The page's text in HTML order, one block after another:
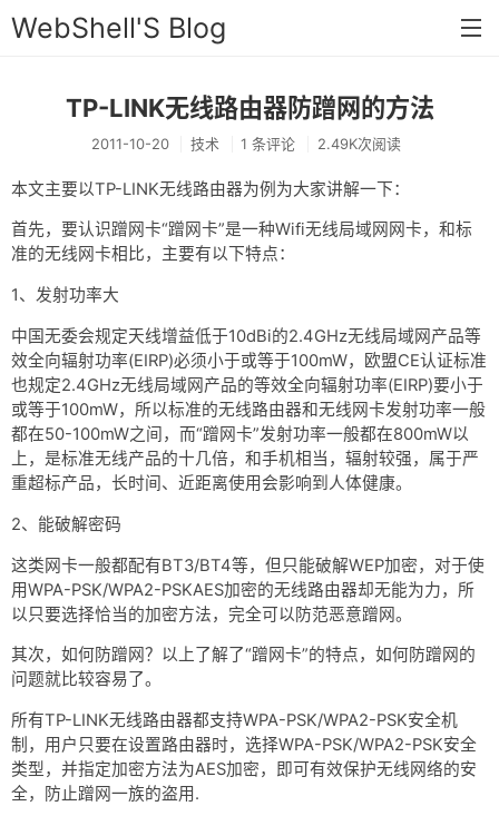
WebShell'S Blog
首页
分类
安全
新闻
工具
存档
链接
留言
TP-LINK无线路由器防蹭网的方法
2011-10-20 技术 1 条评论 2.49K次阅读
本文主要以TP-LINK无线路由器为例为大家讲解一下：
首先，要认识蹭网卡“蹭网卡”是一种Wifi无线局域网网卡，和标
准的无线网卡相比，主要有以下特点：
1、发射功率大
中国无委会规定天线增益低于10dBi的2.4GHz无线局域网产品等
效全向辐射功率(EIRP)必须小于或等于100mW，欧盟CE认证标准
也规定2.4GHz无线局域网产品的等效全向辐射功率(EIRP)要小于
或等于100mW，所以标准的无线路由器和无线网卡发射功率一般
都在50-100mW之间，而“蹭网卡”发射功率一般都在800mW以
上，是标准无线产品的十几倍，和手机相当，辐射较强，属于严
重超标产品，长时间、近距离使用会影响到人体健康。
2、能破解密码
这类网卡一般都配有BT3/BT4等，但只能破解WEP加密，对于使
用WPA-PSK/WPA2-PSKAES加密的无线路由器却无能为力，所
以只要选择恰当的加密方法，完全可以防范恶意蹭网。
其次，如何防蹭网？以上了解了“蹭网卡”的特点，如何防蹭网的
问题就比较容易了。
所有TP-LINK无线路由器都支持WPA-PSK/WPA2-PSK安全机
制，用户只要在设置路由器时，选择WPA-PSK/WPA2-PSK安全
类型，并指定加密方法为AES加密，即可有效保护无线网络的安
全，防止蹭网一族的盗用.